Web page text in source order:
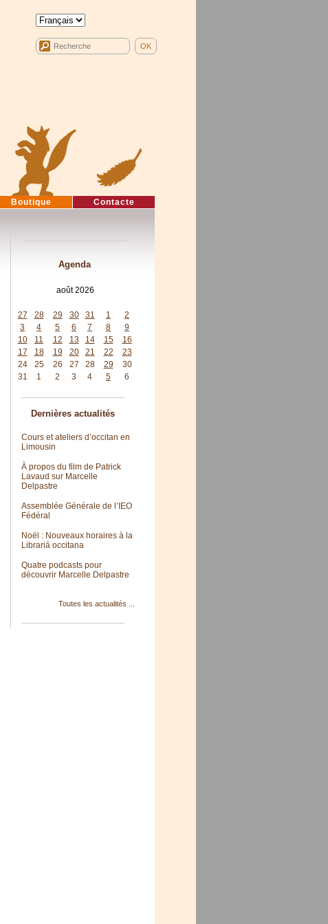
Boutique Contacte
Agenda
août 2026
27
28 29 30 31 1
2
3
4 5 6 7 8
9
10
11 12 13 14 15
16
17
18 19 20 21 22
23
24
25 26 27 28 29
30
31
1 2 3 4 5 6
Dernières actualités
Cours et ateliers d’occitan en
Limousin
À propos du film de Patrick
Lavaud sur Marcelle
Delpastre
Assemblée Générale de l’IEO
Fédéral
Noël : Nouveaux horaires à la
Librariá occitana
Quatre podcasts pour
découvrir Marcelle Delpastre
Toutes les actualités ...